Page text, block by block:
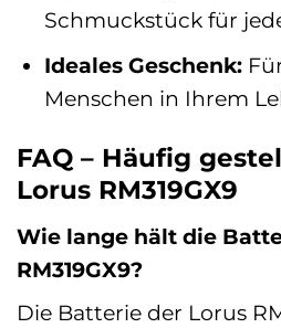
Schmuckstück für
Ideales Geschenk:
Menschen in Ihrem
FAQ – Häufig
Lorus RM319GX9
Wie lange hält die
RM319GX9?
Die Batterie der Lorus